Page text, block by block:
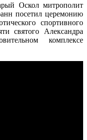
Оскол митрополит
посетил церемонию
спортивного
святого Александра
комплексе